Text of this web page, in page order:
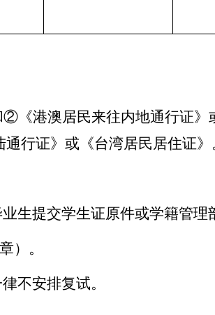
港澳居民来往内地通行证》
行证》或《台湾居民居住证》
生提交学生证原件或学籍管理
）。
不安排复试。